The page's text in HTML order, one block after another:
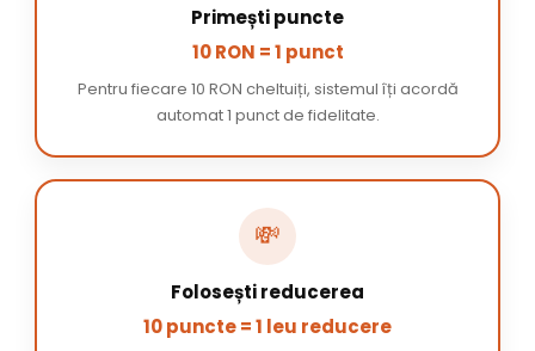
Primești puncte
10 RON = 1 punct
Pentru fiecare 10 RON cheltuiți, sistemul îți acordă
automat 1 punct de fidelitate.
💸
Folosești reducerea
10 puncte = 1 leu reducere